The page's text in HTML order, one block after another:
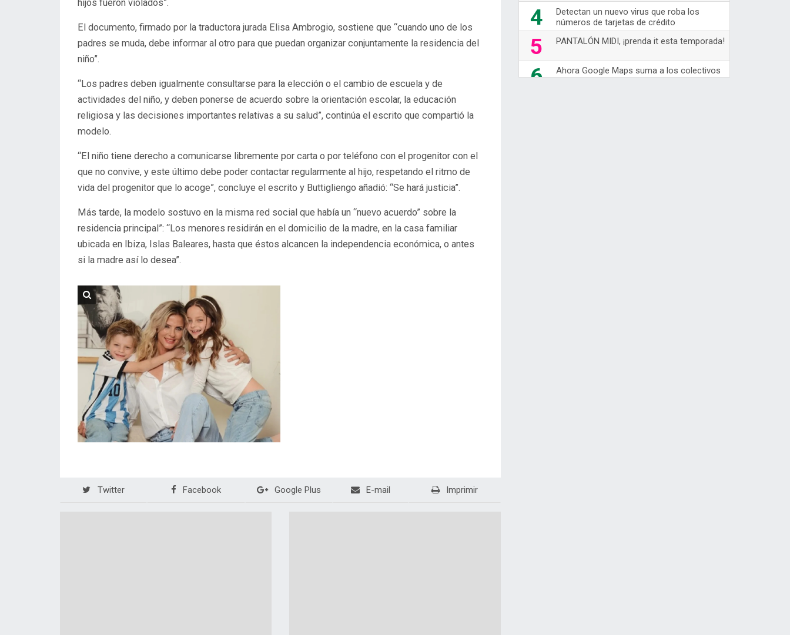
hijos fueron violados”.
El documento, firmado por la traductora jurada Elisa Ambrogio, sostiene que “cuando uno de los
padres se muda, debe informar al otro para que puedan organizar conjuntamente la residencia del
niño”.
“Los padres deben igualmente consultarse para la elección o el cambio de escuela y de
actividades del niño, y deben ponerse de acuerdo sobre la orientación escolar, la educación
religiosa y las decisiones importantes relativas a su salud”, continúa el escrito que compartió la
modelo.
“El niño tiene derecho a comunicarse libremente por carta o por teléfono con el progenitor con el
que no convive, y este último debe poder contactar regularmente al hijo, respetando el ritmo de
vida del progenitor que lo acoge”, concluye el escrito y Buttigliengo añadió: “Se hará justicia”.
Más tarde, la modelo sostuvo en la misma red social que había un “nuevo acuerdo” sobre la
residencia principal”: “Los menores residirán en el domicilio de la madre, en la casa familiar
ubicada en Ibiza, Islas Baleares, hasta que éstos alcancen la independencia económica, o antes
si la madre así lo desea”.
Twitter Facebook Google Plus E-mail Imprimir
4
Detectan un nuevo virus que roba los
números de tarjetas de crédito
5 PANTALÓN MIDI, ¡prenda it esta temporada!
6
Ahora Google Maps suma a los colectivos